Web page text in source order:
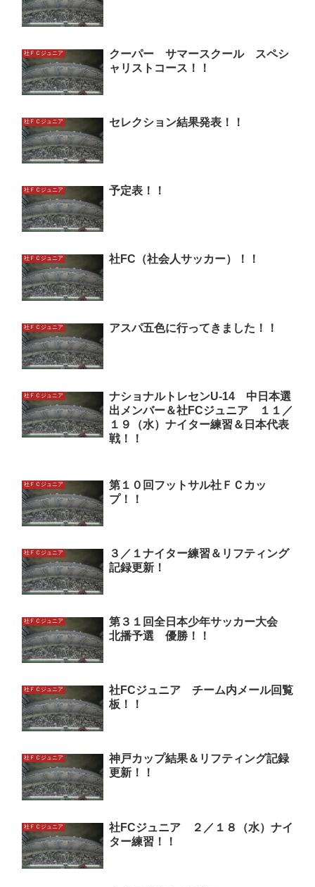
社ＦＣジュニア
クーパー サマースクール スペシ
ャリストコース！！
社ＦＣジュニア セレクション結果発表！！
社ＦＣジュニア 予定表！！
社ＦＣジュニア 社FC（社会人サッカー）！！
社ＦＣジュニア アスパ五色に行ってきました！！
社ＦＣジュニア
ナショナルトレセンU-14 中日本選
出メンバー＆社FCジュニア １１／
１９（水）ナイター練習＆日本代表
戦！！
社ＦＣジュニア
第１０回フットサル社ＦＣカッ
プ！！
社ＦＣジュニア
３／１ナイター練習＆リフティング
記録更新！
社ＦＣジュニア
第３１回全日本少年サッカー大会
北播予選 優勝！！
社ＦＣジュニア
社FCジュニア チーム内メール回覧
板！！
社ＦＣジュニア
神戸カップ結果＆リフティング記録
更新！！
社ＦＣジュニア
社FCジュニア ２／１８（水）ナイ
ター練習！！